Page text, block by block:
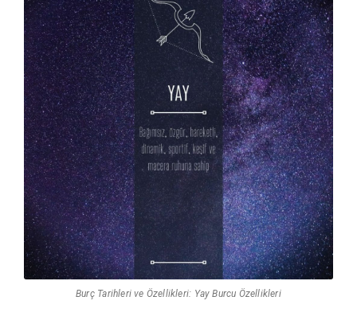
Burç Tarihleri ve Özellikleri: Yay Burcu Özellikleri